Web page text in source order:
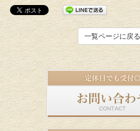
一覧ページに戻る